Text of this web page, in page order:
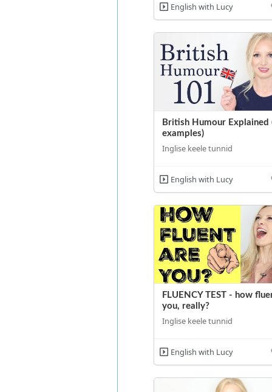
English with Lucy
British Humour Explained
examples)
Inglise keele tunnid
English with Lucy
FLUENCY TEST - how
you, really?
Inglise keele tunnid
English with Lucy